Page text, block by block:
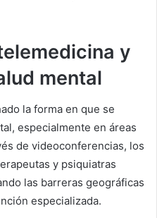
y
mental
la forma en que se
especialmente en áreas
de videoconferencias, los
y psiquiatras
las barreras geográficas
especializada.